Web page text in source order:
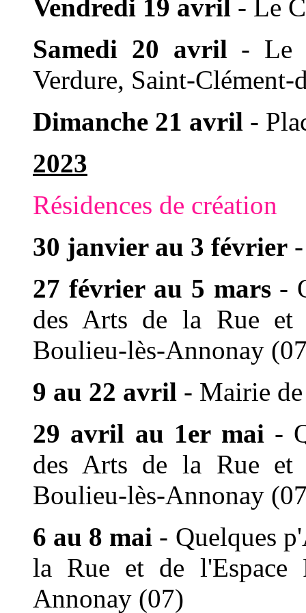
Vendredi 19 avril - Le
Samedi 20 avril - Le
Verdure, Saint-Clément-
Dimanche 21 avril -
2023
Résidences de création
30 janvier au 3 février
27 février au 5 mars-
des Arts de la Rue et
Boulieu-lès-Annonay
9 au 22 avril - Mairie
29 avril au 1er mai -
des Arts de la Rue et
Boulieu-lès-Annonay
6 au 8 mai - Quelques
la Rue et de l'Espace
Annonay (07)